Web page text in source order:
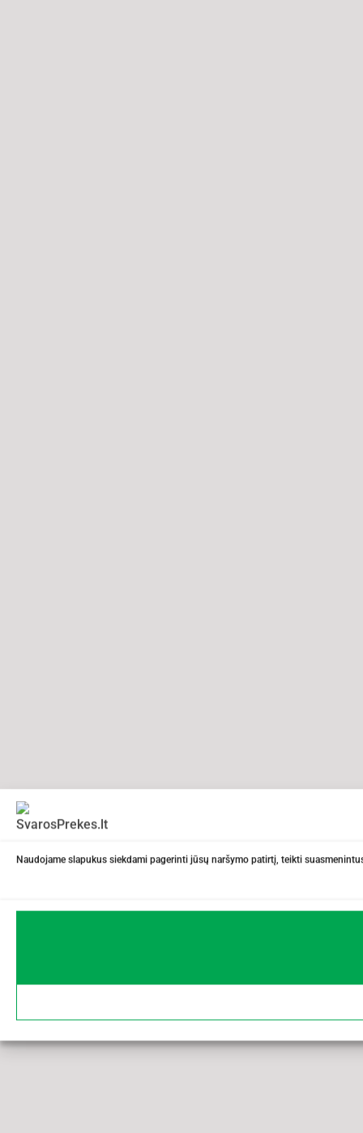
Naudojame slapukus siekdami pagerinti jūsų naršymo patirtį, teikti